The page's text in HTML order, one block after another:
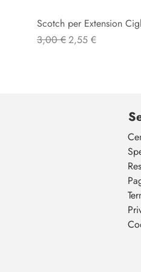
Schnellansicht
Scotch per Extension
Standardpreis
3,00 €Sale-Preis
2,55 €